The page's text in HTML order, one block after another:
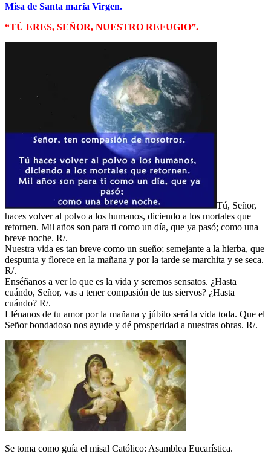
Misa de Santa maría Virgen.
“TÚ ERES, SEÑOR, NUESTRO REFUGIO”.
Tú, Señor,
haces volver al polvo a los humanos, diciendo a los mortales que
retornen. Mil años son para ti como un día, que ya pasó; como una
breve noche. R/.
Nuestra vida es tan breve como un sueño; semejante a la hierba, que
despunta y florece en la mañana y por la tarde se marchita y se seca.
R/.
Enséñanos a ver lo que es la vida y seremos sensatos. ¿Hasta
cuándo, Señor, vas a tener compasión de tus siervos? ¿Hasta
cuándo? R/.
Llénanos de tu amor por la mañana y júbilo será la vida toda. Que el
Señor bondadoso nos ayude y dé prosperidad a nuestras obras. R/.
Se toma como guía el misal Católico: Asamblea Eucarística.